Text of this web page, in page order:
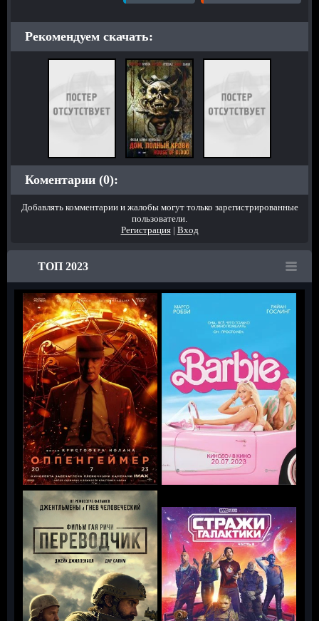
Рекомендуем скачать:
Коментарии (0):
Добавлять комментарии и жалобы могут только зарегистрированные
пользователи.
Регистрация| Вход
ТОП 2023